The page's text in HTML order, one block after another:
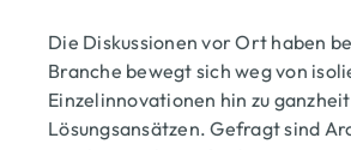
Die Diskussionen vor Ort haben
Branche bewegt sich weg von
Einzelinnovationen hin zu
Lösungsansätzen. Gefragt sind